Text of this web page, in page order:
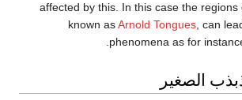
affected by this. In this case the regions
known asArnold Tongues , can
phenomena as for
الصغير